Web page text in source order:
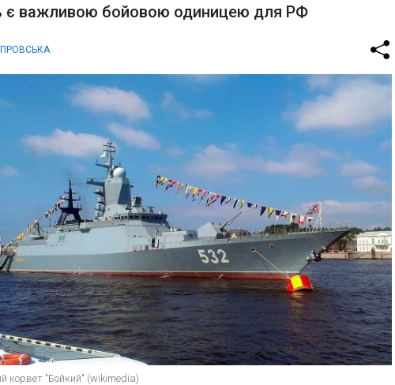
є важливою бойовою одиницею для РФ
корвет "Бойкий" (wikimedia)